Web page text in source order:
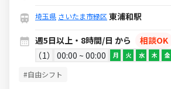
埼玉県 さいたま市緑区 東浦和駅
週5日以上・8時間/日 から
相談OK
1
00:00 ~ 00:00 月 火 水 木 金
#自由シフト